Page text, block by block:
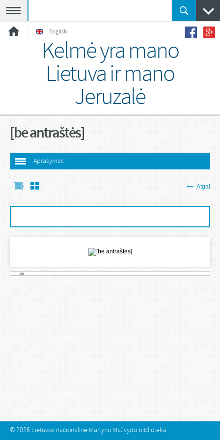
English
Kelmė yra mano
Lietuva ir mano
Jeruzalė
[be antraštės]
Aprašymas
Atgal
© 2026 Lietuvos nacionalinė Martyno Mažvydo biblioteka